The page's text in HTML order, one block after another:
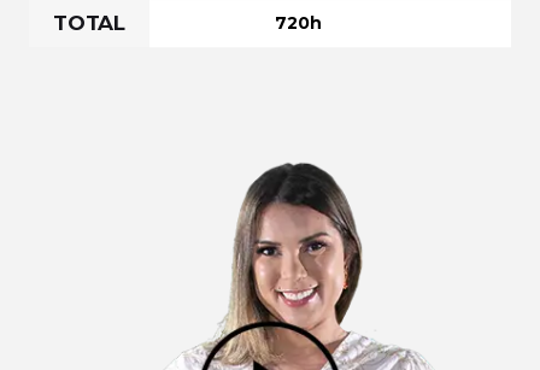
TOTAL 720h